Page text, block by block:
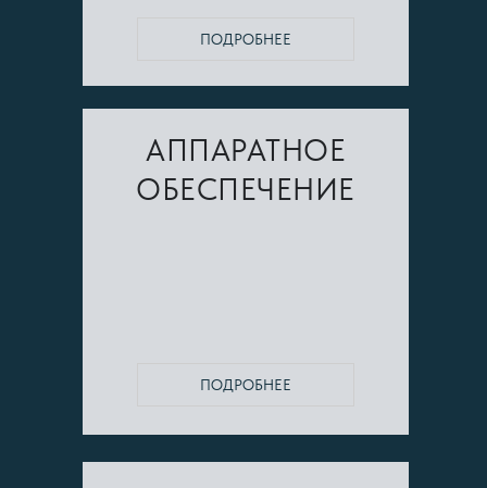
АППАРАТНОЕ
ОБЕСПЕЧЕНИЕ
ПОДРОБНЕЕ
ПОДРОБНЕЕ